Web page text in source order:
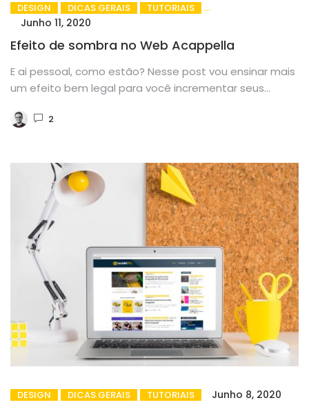
DESIGN DICAS GERAIS TUTORIAIS
Junho 11, 2020
Efeito de sombra no Web Acappella
E ai pessoal, como estão? Nesse post vou ensinar mais
um efeito bem legal para você incrementar seus
2
DESIGN DICAS GERAIS TUTORIAIS Junho 8, 2020